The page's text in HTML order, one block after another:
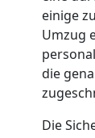
einige
Umzug
die
Die